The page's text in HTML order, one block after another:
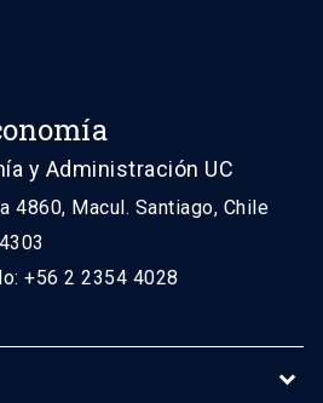
y Administración UC
4860, Macul. Santiago, Chile
+56 2 2354 4028